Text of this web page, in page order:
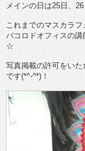
メインの日は25日、
これまでのマスカラ
バコロドオフィスの
☆
写真掲載の許可をい
です(*^-^*)！